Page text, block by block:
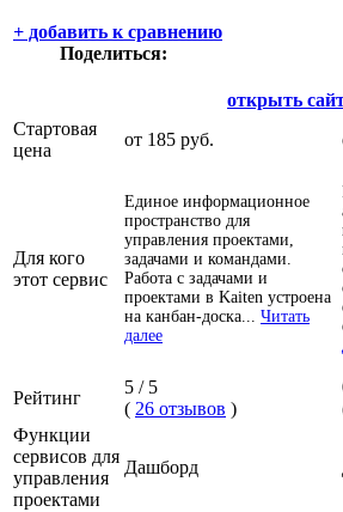
+ добавить к сравнению
Поделиться:
открыть
Стартовая
цена
от 185 руб.
Для кого
этот сервис
Единое информационное
пространство для
управления проектами,
задачами и командами.
Работа с задачами и
проектами в Kaiten устроена
на канбан-доска... Читать
далее
Рейтинг
5 / 5
( 26 отзывов )
Функции
сервисов для
управления
проектами
Дашборд